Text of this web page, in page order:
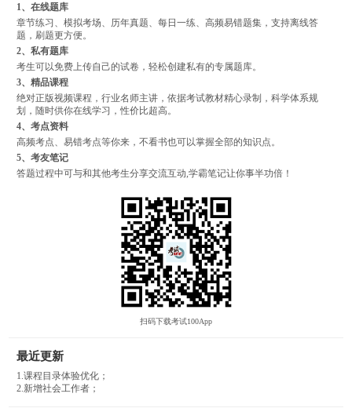
1、在线题库
章节练习、模拟考场、历年真题、每日一练、高频易错题集，支持离线答
题，刷题更方便。
2、私有题库
考生可以免费上传自己的试卷，轻松创建私有的专属题库。
3、精品课程
绝对正版视频课程，行业名师主讲，依据考试教材精心录制，科学体系规
划，随时供你在线学习，性价比超高。
4、考点资料
高频考点、易错考点等你来，不看书也可以掌握全部的知识点。
5、考友笔记
答题过程中可与和其他考生分享交流互动,学霸笔记让你事半功倍！
扫码下载考试100App
最近更新
1.课程目录体验优化；
2.新增社会工作者；